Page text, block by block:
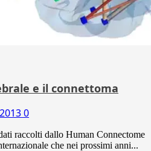
e il connettoma
0
raccolti dallo Human Connectome
che nei prossimi anni...